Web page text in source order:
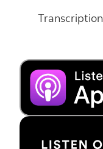
Transcription